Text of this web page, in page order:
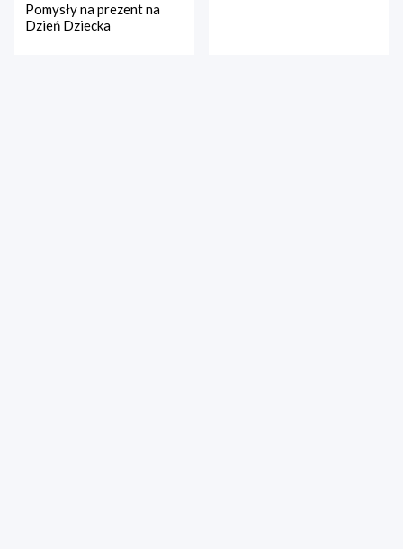
Pomysły na prezent na
Dzień Dziecka